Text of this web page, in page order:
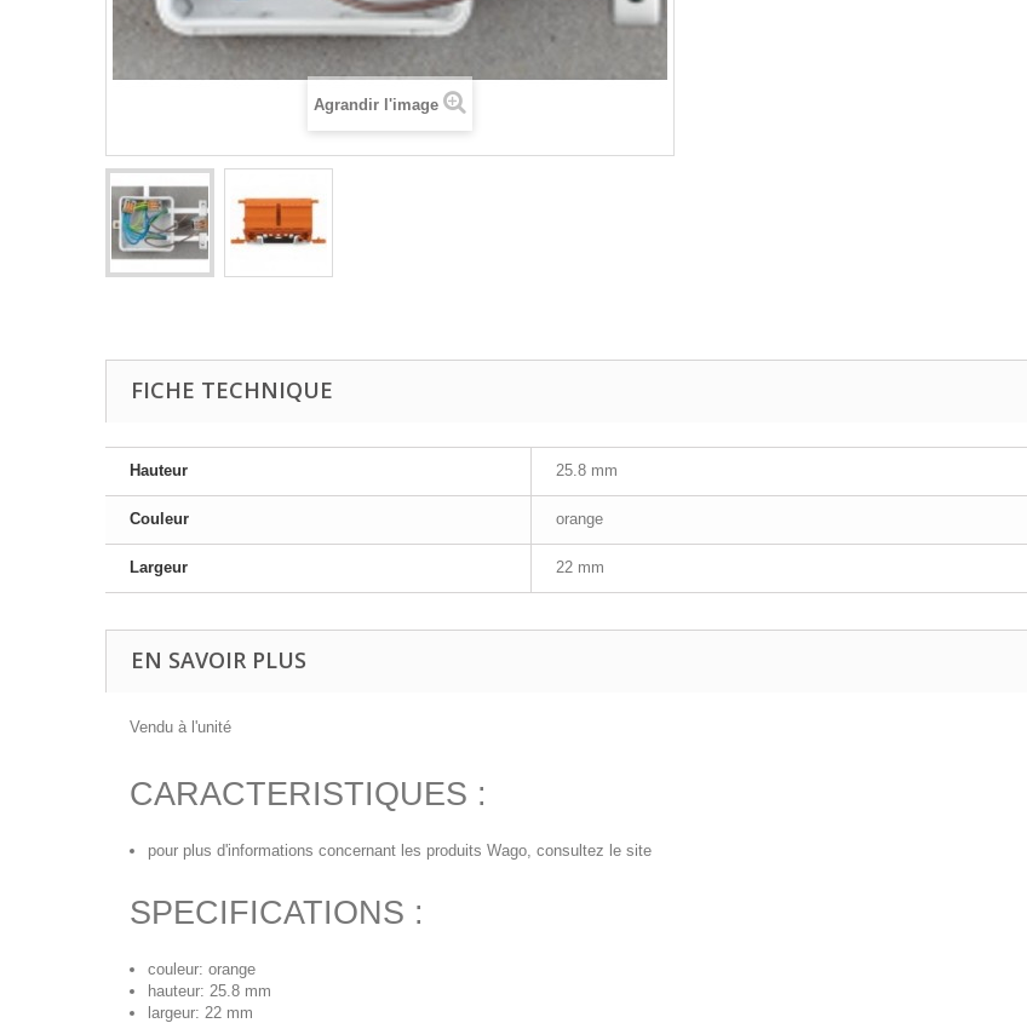
Agrandir l'image
FICHE TECHNIQUE
Hauteur 25.8 mm
Couleur orange
Largeur 22 mm
EN SAVOIR PLUS
Vendu à l'unité
CARACTERISTIQUES :
pour plus d'informations concernant les produits Wago, consultez le site
SPECIFICATIONS :
couleur: orange
hauteur: 25.8 mm
largeur: 22 mm